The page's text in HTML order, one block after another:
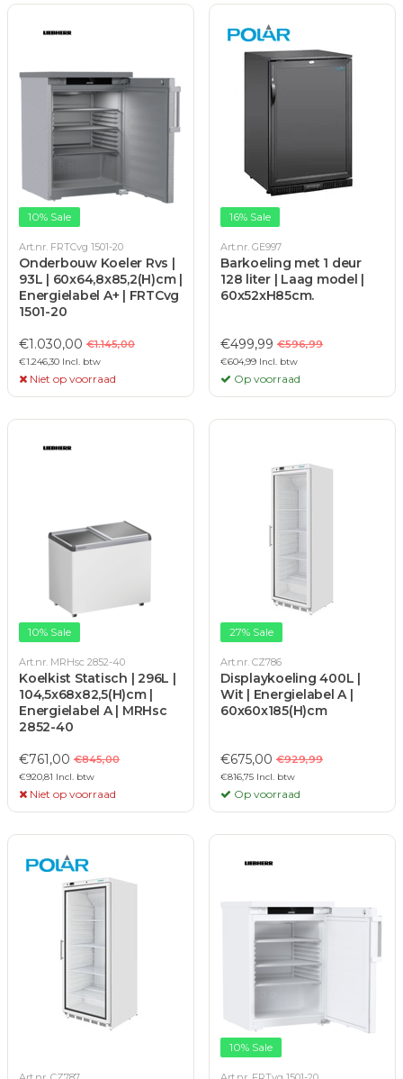
10% Sale
Art.nr. FRTCvg 1501-20
Onderbouw Koeler Rvs |
93L | 60x64,8x85,2(H)cm |
Energielabel A+ | FRTCvg
1501-20
€1.030,00 €1.145,00
€1.246,30 Incl. btw
Niet op voorraad
16% Sale
Art.nr. GE997
Barkoeling met 1 deur
128 liter | Laag model |
60x52xH85cm.
€499,99 €596,99
€604,99 Incl. btw
Op voorraad
10% Sale
Art.nr. MRHsc 2852-40
Koelkist Statisch | 296L |
104,5x68x82,5(H)cm |
Energielabel A | MRHsc
2852-40
€761,00 €845,00
€920,81 Incl. btw
Niet op voorraad
27% Sale
Art.nr. CZ786
Displaykoeling 400L |
Wit | Energielabel A |
60x60x185(H)cm
€675,00 €929,99
€816,75 Incl. btw
Op voorraad
10% Sale